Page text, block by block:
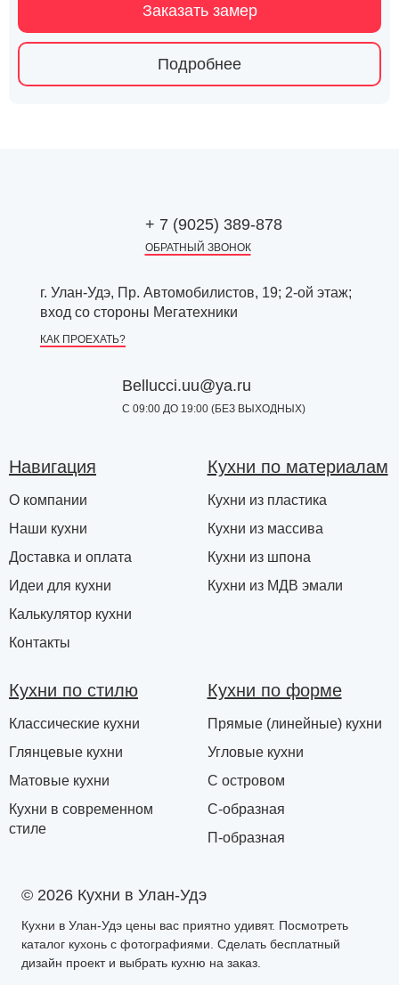
Заказать замер
Подробнее
+ 7 (9025) 389-878
ОБРАТНЫЙ ЗВОНОК
г. Улан-Удэ, Пр. Автомобилистов, 19; 2-ой этаж;
вход со стороны Мегатехники
КАК ПРОЕХАТЬ?
Bellucci.uu@ya.ru
С 09:00 ДО 19:00 (БЕЗ ВЫХОДНЫХ)
© 2026 Кухни в Улан-Удэ
Кухни в Улан-Удэ цены вас приятно удивят. Посмотреть
каталог кухонь с фотографиями. Сделать бесплатный
дизайн проект и выбрать кухню на заказ.
Навигация
О компании
Наши кухни
Доставка и оплата
Идеи для кухни
Калькулятор кухни
Контакты
Кухни по материалам
Кухни из пластика
Кухни из массива
Кухни из шпона
Кухни из МДВ эмали
Кухни по стилю
Классические кухни
Глянцевые кухни
Матовые кухни
Кухни в современном
стиле
Кухни по форме
Прямые (линейные) кухни
Угловые кухни
С островом
С-образная
П-образная